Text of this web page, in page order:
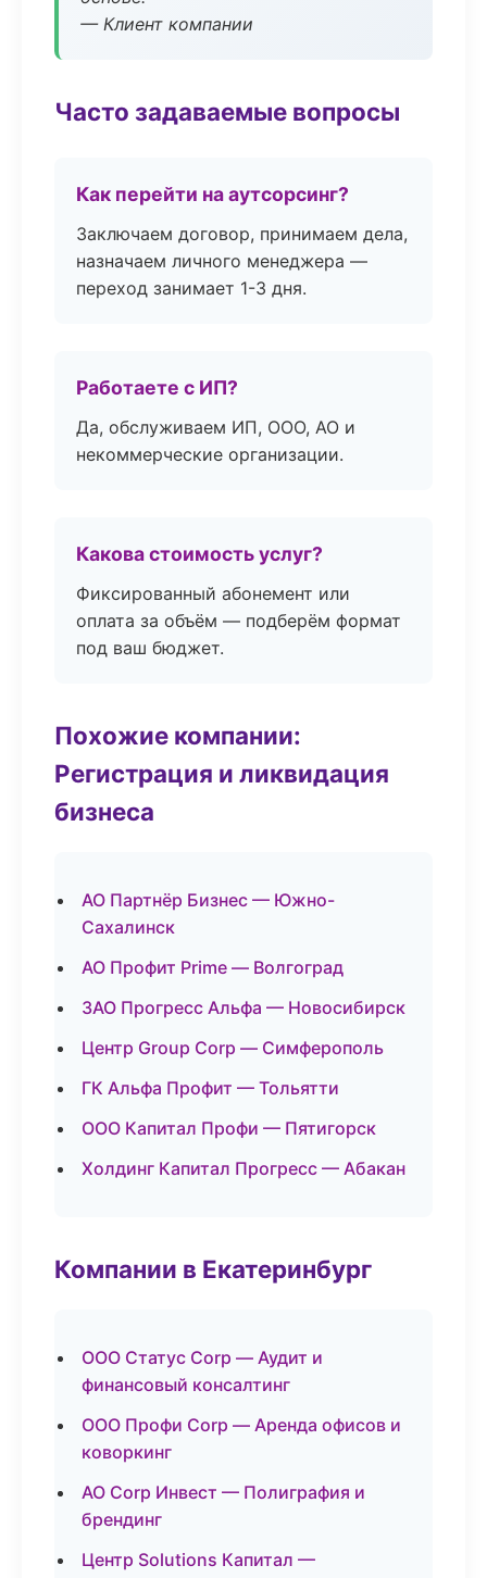
— Клиент компании
Часто задаваемые вопросы
Как перейти на аутсорсинг?
Заключаем договор, принимаем дела,
назначаем личного менеджера —
переход занимает 1-3 дня.
Работаете с ИП?
Да, обслуживаем ИП, ООО, АО и
некоммерческие организации.
Какова стоимость услуг?
Фиксированный абонемент или
оплата за объём — подберём формат
под ваш бюджет.
Похожие компании:
Регистрация и ликвидация
бизнеса
АО Партнёр Бизнес — Южно-
Сахалинск
АО Профит Prime — Волгоград
ЗАО Прогресс Альфа — Новосибирск
Центр Group Corp — Симферополь
ГК Альфа Профит — Тольятти
ООО Капитал Профи — Пятигорск
Холдинг Капитал Прогресс — Абакан
Компании в Екатеринбург
ООО Статус Corp — Аудит и
финансовый консалтинг
ООО Профи Corp — Аренда офисов и
коворкинг
АО Corp Инвест — Полиграфия и
брендинг
Центр Solutions Капитал —